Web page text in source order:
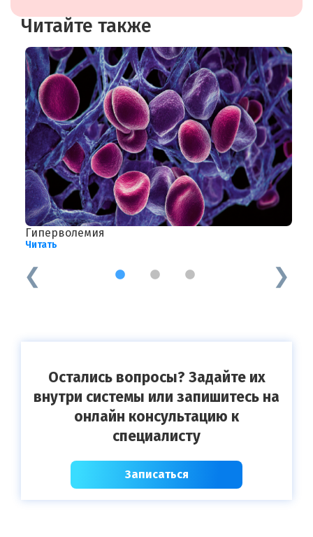
Читайте также
Гиперволемия
Читать
1 2 3
Остались вопросы? Задайте их
внутри системы или запишитесь на
онлайн консультацию к
специалисту
Записаться